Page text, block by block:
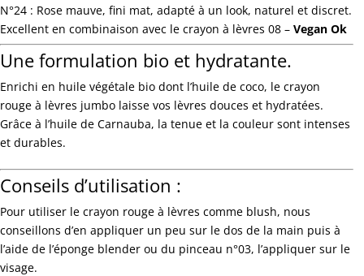
N°24 : Rose mauve, fini mat, adapté à un look, naturel et discret.
Excellent en combinaison avec le crayon à lèvres 08 – Vegan Ok
Une formulation bio et hydratante.
Enrichi en huile végétale bio dont l’huile de coco, le crayon
rouge à lèvres jumbo laisse vos lèvres douces et hydratées.
Grâce à l’huile de Carnauba, la tenue et la couleur sont intenses
et durables.
Conseils d’utilisation :
Pour utiliser le crayon rouge à lèvres comme blush, nous
conseillons d’en appliquer un peu sur le dos de la main puis à
l’aide de l’éponge blender ou du pinceau n°03, l’appliquer sur le
visage.